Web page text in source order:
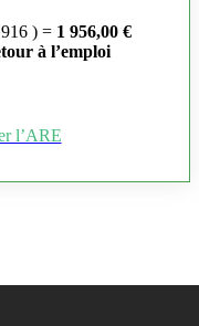
) = 1 956,00 €
à l’emploi
l’ARE